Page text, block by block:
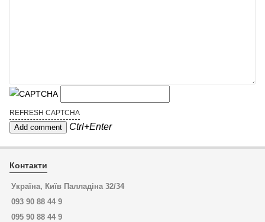
REFRESH CAPTCHA
Ctrl+Enter
Контакти
Україна, Київ Палладіна 32/34
093 90 88 44 9
095 90 88 44 9